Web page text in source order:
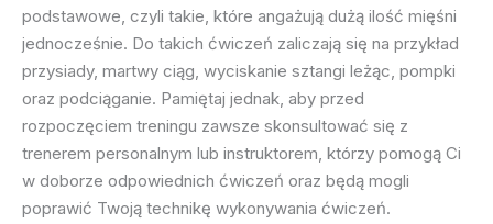
podstawowe, czyli takie, które angażują dużą ilość mięśni
jednocześnie. Do takich ćwiczeń zaliczają się na przykład
przysiady, martwy ciąg, wyciskanie sztangi leżąc, pompki
oraz podciąganie. Pamiętaj jednak, aby przed
rozpoczęciem treningu zawsze skonsultować się z
trenerem personalnym lub instruktorem, którzy pomogą Ci
w doborze odpowiednich ćwiczeń oraz będą mogli
poprawić Twoją technikę wykonywania ćwiczeń.